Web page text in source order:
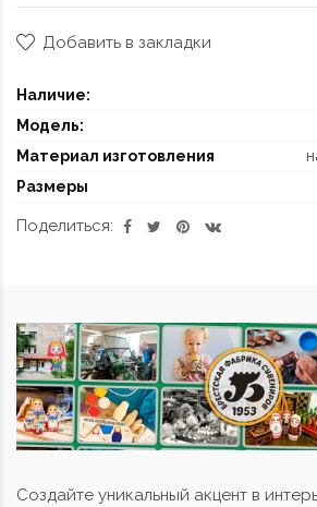
Добавить в закладки
Наличие:
Модель:
Материал изготовления
Размеры
Поделиться:
Создайте уникальный акцент в